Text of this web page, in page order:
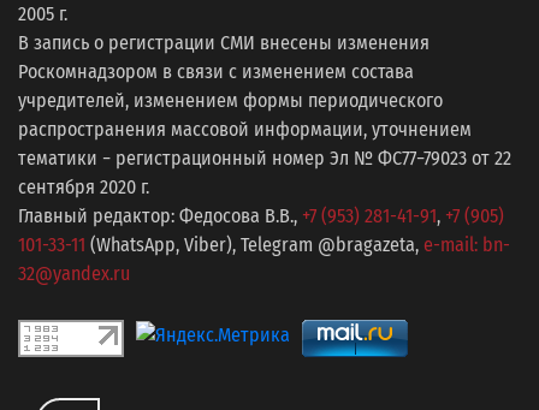
2005 г.
В запись о регистрации СМИ внесены изменения
Роскомнадзором в связи с изменением состава
учредителей, изменением формы периодического
распространения массовой информации, уточнением
тематики − регистрационный номер Эл № ФС77−79023 от 22
сентября 2020 г.
Главный редактор: Федосова В.В., +7 (953) 281-41-91, +7 (905)
101-33-11 (WhatsApp, Viber), Telegram @bragazeta, e-mail: bn-
32@yandex.ru